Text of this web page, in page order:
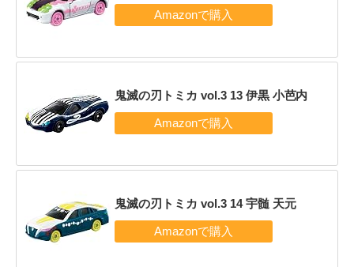
鬼滅の刃トミカ vol.3 13 伊黒 小芭内
鬼滅の刃トミカ vol.3 14 宇髄 天元